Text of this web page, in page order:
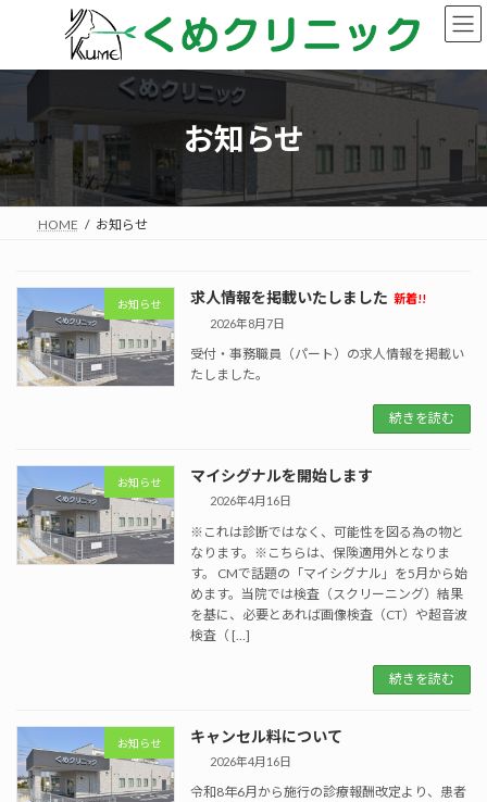
ン
ス
キ
ッ
プ
ー
ン
に
移
動
お知らせ
HOME お知らせ
お知らせ 求人情報を掲載いたしました 新着!!
2026年8月7日
受付・事務職員（パート）の求人情報を掲載い
たしました。
続きを読む
お知らせ マイシグナルを開始します
2026年4月16日
※これは診断ではなく、可能性を図る為の物と
なります。※こちらは、保険適用外となりま
す。 CMで話題の「マイシグナル」を5月から始
めます。当院では検査（スクリーニング）結果
を基に、必要とあれば画像検査（CT）や超音波
検査（ […]
続きを読む
お知らせ キャンセル料について
2026年4月16日
令和8年6月から施行の診療報酬改定より、患者